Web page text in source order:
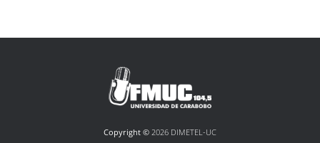
Copyright © 2026 DIMETEL-UC